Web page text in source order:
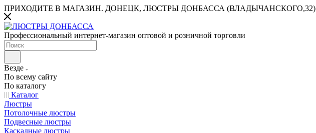
ПРИХОДИТЕ В МАГАЗИН. ДОНЕЦК, ЛЮСТРЫ ДОНБАССА (ВЛАДЫЧАНСКОГО,32)
Профессиональный интернет-магазин оптовой и розничной торговли
Везде
По всему сайту
По каталогу
Каталог
Люстры
Потолочные люстры
Подвесные люстры
Каскадные люстры